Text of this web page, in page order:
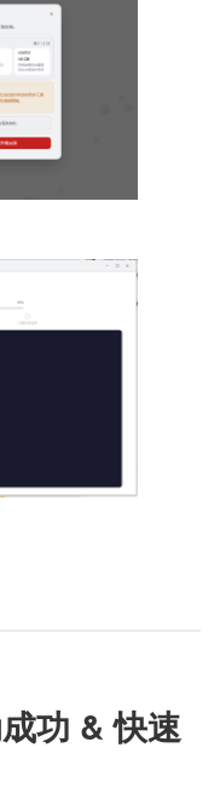
功 & 快速